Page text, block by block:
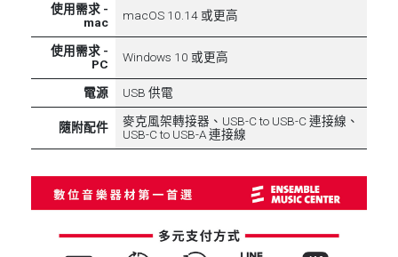
使用需求 -
mac
macOS 10.14 或更高
使用需求 -
PC
Windows 10 或更高
電源 USB 供電
隨附配件
麥克風架轉接器、USB-C to USB-C 連接線、
USB-C to USB-A 連接線